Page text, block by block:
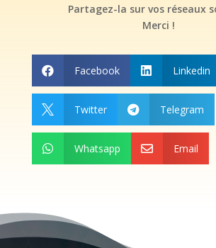
Partagez-la sur vos réseaux
Merci !
 Facebook  Linkedin
 Twitter  Telegram
 Whatsapp  Email